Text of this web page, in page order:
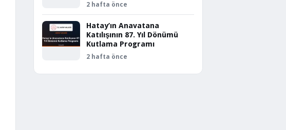
2 hafta önce
Hatay’ın Anavatana
Katılışının 87. Yıl Dönümü
Kutlama Programı
2 hafta önce